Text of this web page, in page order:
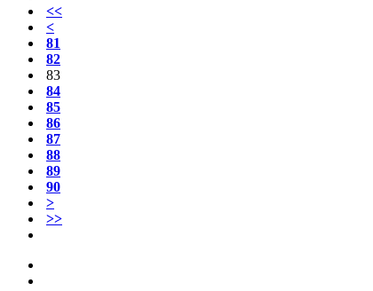
<<
<
81
82
83
84
85
86
87
88
89
90
>
>>